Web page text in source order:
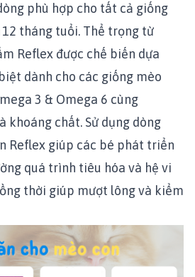
phù hợp cho tất cả giống
tháng tuổi. Thể trọng từ
Reflex được chế biến dựa
dành cho các giống mèo
3 & Omega 6 cùng
khoáng chất. Sử dụng dòng
Reflex giúp các bé phát triển
quá trình tiêu hóa và hệ vi
thời giúp mượt lông và kiểm